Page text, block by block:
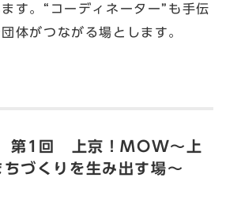
す。“コーディネーター”も手伝
体がつながる場とします。
第1回 上京！MOW～上
づくりを生み出す場～